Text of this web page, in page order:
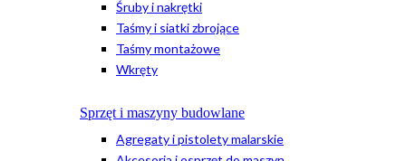
Śruby i nakrętki
Taśmy i siatki zbrojące
Taśmy montażowe
Wkręty
Sprzęt i maszyny budowlane
Agregaty i pistolety malarskie